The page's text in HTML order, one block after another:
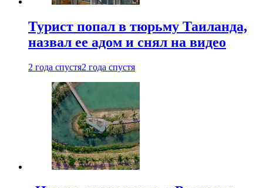
Турист попал в тюрьму Таиланда,
назвал ее адом и снял на видео
2 года спустя2 года спустя